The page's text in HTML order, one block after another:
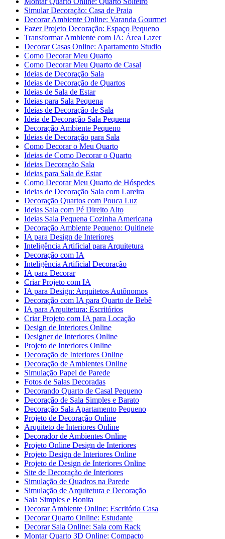
Simular Decoração: Casa de Praia
Decorar Ambiente Online: Varanda Gourmet
Fazer Projeto Decoração: Espaço Pequeno
Transformar Ambiente com IA: Área Lazer
Decorar Casas Online: Apartamento Studio
Como Decorar Meu Quarto
Como Decorar Meu Quarto de Casal
Ideias de Decoração Sala
Ideias de Decoração de Quartos
Ideias de Sala de Estar
Ideias para Sala Pequena
Ideias de Decoração de Sala
Ideia de Decoração Sala Pequena
Decoração Ambiente Pequeno
Ideias de Decoração para Sala
Como Decorar o Meu Quarto
Ideias de Como Decorar o Quarto
Ideias Decoração Sala
Ideias para Sala de Estar
Como Decorar Meu Quarto de Hóspedes
Ideias de Decoração Sala com Lareira
Decoração Quartos com Pouca Luz
Ideias Sala com Pé Direito Alto
Ideias Sala Pequena Cozinha Americana
Decoração Ambiente Pequeno: Quitinete
IA para Design de Interiores
Inteligência Artificial para Arquitetura
Decoração com IA
Inteligência Artificial Decoração
IA para Decorar
Criar Projeto com IA
IA para Design: Arquitetos Autônomos
Decoração com IA para Quarto de Bebê
IA para Arquitetura: Escritórios
Criar Projeto com IA para Locação
Design de Interiores Online
Designer de Interiores Online
Projeto de Interiores Online
Decoração de Interiores Online
Decoração de Ambientes Online
Simulação Papel de Parede
Fotos de Salas Decoradas
Decorando Quarto de Casal Pequeno
Decoração de Sala Simples e Barato
Decoração Sala Apartamento Pequeno
Projeto de Decoração Online
Arquiteto de Interiores Online
Decorador de Ambientes Online
Projeto Online Design de Interiores
Projeto Design de Interiores Online
Projeto de Design de Interiores Online
Site de Decoração de Interiores
Simulação de Quadros na Parede
Simulação de Arquitetura e Decoração
Sala Simples e Bonita
Decorar Ambiente Online: Escritório Casa
Decorar Quarto Online: Estudante
Decorar Sala Online: Sala com Rack
Montar Quarto 3D Online: Compacto